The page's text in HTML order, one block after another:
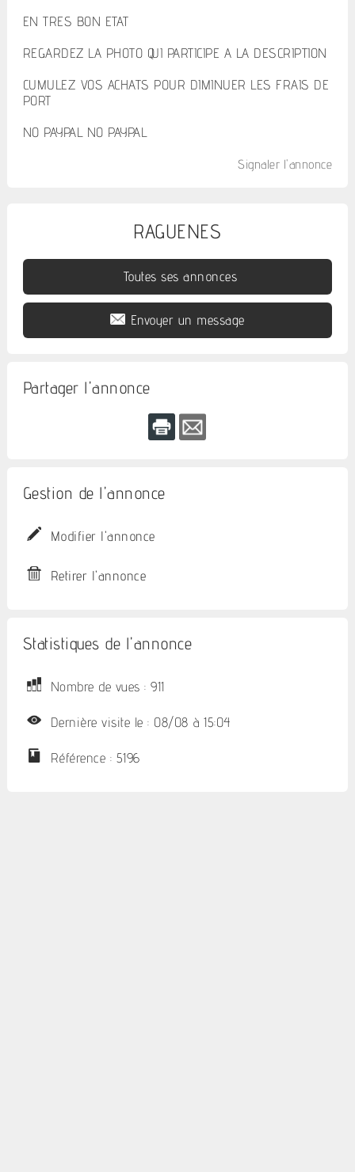
EN TRES BON ETAT
REGARDEZ LA PHOTO QUI PARTICIPE A LA DESCRIPTION
CUMULEZ VOS ACHATS POUR DIMINUER LES FRAIS DE
PORT
NO PAYPAL NO PAYPAL
Signaler l'annonce
RAGUENES
Toutes ses annonces
Envoyer un message
Partager l'annonce
Gestion de l'annonce
Modifier l'annonce
Retirer l'annonce
Statistiques de l'annonce
Nombre de vues : 911
Dernière visite le : 08/08 à 15:04
Référence : 5196